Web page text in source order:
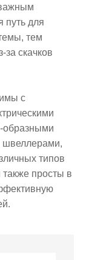
путь для
тем
скачков
с
образными
швеллерами,
типов
просты в